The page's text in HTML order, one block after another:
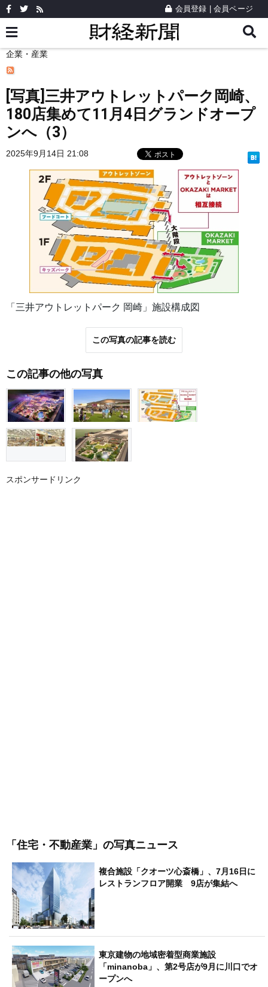
会員登録 会員ページ
企業・産業
[写真]三井アウトレットパーク岡崎、
180店集めて11月4日グランドオープ
ンへ（3）
2025年9月14日 21:08
「三井アウトレットパーク 岡崎」施設構成図
この写真の記事を読む
この記事の他の写真
スポンサードリンク
「住宅・不動産業」 の写真ニュース
複合施設「クオーツ心斎橋」、7月16日に
レストランフロア開業 9店が集結へ
東京建物の地域密着型商業施設
「minanoba」、第2号店が9月に川口でオ
ープンへ